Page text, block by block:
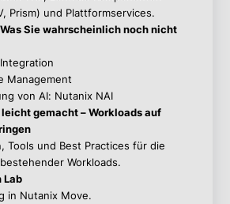
Prism) und Plattformservices.
Sie wahrscheinlich noch nicht
Management
von AI: Nutanix NAI
gemacht – Workloads auf
Tools und Best Practices für die
Workloads.
Lab
in Nutanix Move.